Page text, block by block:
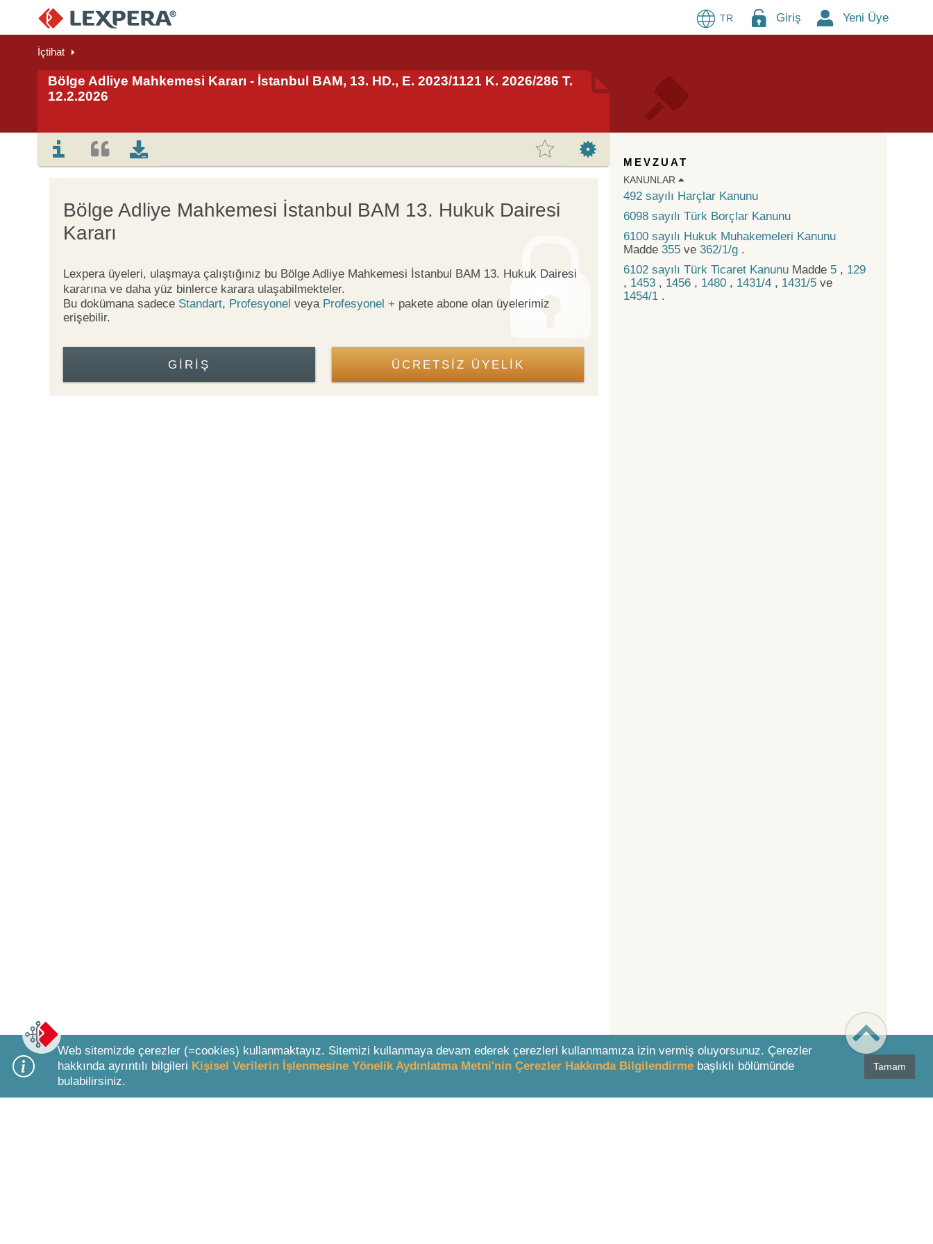
TR Giriş Yeni Üye
İçtihat
Bölge Adliye Mahkemesi Kararı - İstanbul BAM, 13. HD., E. 2023/1121 K. 2026/286 T.
12.2.2026
Bölge Adliye Mahkemesi İstanbul BAM 13. Hukuk Dairesi
Kararı
Lexpera üyeleri, ulaşmaya çalıştığınız bu Bölge Adliye Mahkemesi İstanbul BAM 13. Hukuk Dairesi
kararına ve daha yüz binlerce karara ulaşabilmekteler.
Bu dokümana sadece Standart, Profesyonel veya Profesyonel + pakete abone olan üyelerimiz
erişebilir.
GIRIŞ ÜCRETSİZ ÜYELİK
Bottom Search Toolbar Highlight Text
MEVZUAT
KANUNLAR
492 sayılı Harçlar Kanunu
6098 sayılı Türk Borçlar Kanunu
6100 sayılı Hukuk Muhakemeleri Kanunu
Madde 355 ve 362/1/g .
6102 sayılı Türk Ticaret Kanunu Madde 5 , 129
, 1453 , 1456 , 1480 , 1431/4 , 1431/5 ve
1454/1 .
Web sitemizde çerezler (=cookies) kullanmaktayız. Sitemizi kullanmaya devam ederek çerezleri kullanmamıza izin vermiş oluyorsunuz. Çerezler
hakkında ayrıntılı bilgileri Kişisel Verilerin İşlenmesine Yönelik Aydınlatma Metni'nin Çerezler Hakkında Bilgilendirme başlıklı bölümünde
bulabilirsiniz.
Tamam